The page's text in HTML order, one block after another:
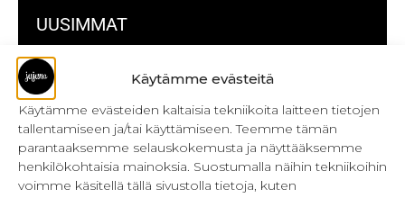
Käytämme evästeitä
Käytämme evästeiden kaltaisia tekniikoita laitteen tietojen
tallentamiseen ja/tai käyttämiseen. Teemme tämän
parantaaksemme selauskokemusta ja näyttääksemme
henkilökohtaisia mainoksia. Suostumalla näihin tekniikoihin
voimme käsitellä tällä sivustolla tietoja, kuten
UUSIMMAT
Kulmikas pussukka kaava Särmä
Bokserikuminauhan ompelu
Metrivetoketjun käyttö
Metrivetoketjun lukon pujottaminen